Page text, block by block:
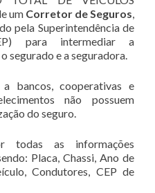
um Corretor de Seguros,
pela Superintendência de
para intermediar a
segurado e a seguradora.
bancos, cooperativas e
não possuem
do seguro.
todas as informações
Placa, Chassi, Ano de
Condutores, CEP de